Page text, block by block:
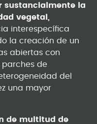
sustancialmente la
vegetal,
interespecífica
la creación de un
abiertas con
de
del
una mayor
de multitud de